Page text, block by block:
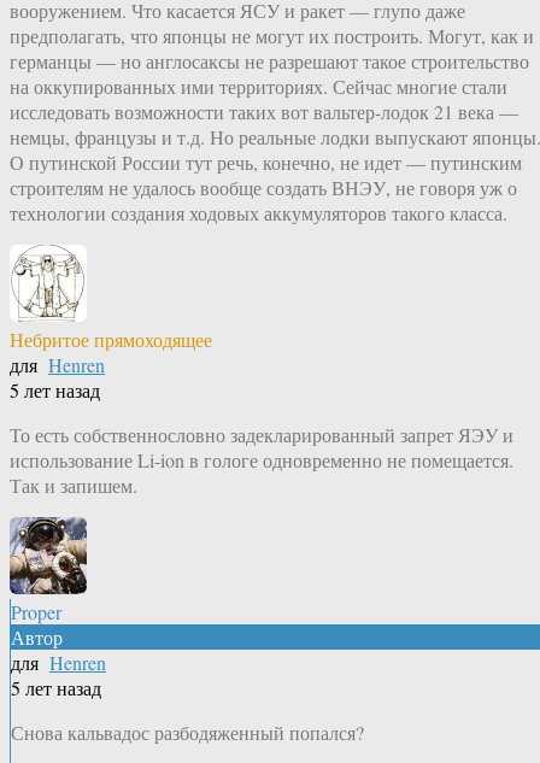
вооружением. Что касается ЯСУ и ракет — глупо даже
предполагать, что японцы не могут их построить. Могут, как и
германцы — но англосаксы не разрешают такое строительство
на оккупированных ими территориях. Сейчас многие стали
исследовать возможности таких вот вальтер-лодок 21 века —
немцы, французы и т.д. Но реальные лодки выпускают японцы.
О путинской России тут речь, конечно, не идет — путинским
строителям не удалось вообще создать ВНЭУ, не говоря уж о
технологии создания ходовых аккумуляторов такого класса.
Небритое прямоходящее
для Henren
5 лет назад
То есть собственнословно задекларированный запрет ЯЭУ и
использование Li-ion в гологе одновременно не помещается.
Так и запишем.
Proper
Автор
для Henren
5 лет назад
Снова кальвадос разбодяженный попался?